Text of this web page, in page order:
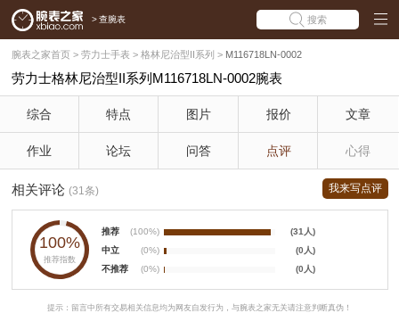
> 查腕表 搜索
腕表之家首页 > 劳力士手表 > 格林尼治型II系列 > M116718LN-0002
劳力士格林尼治型II系列M116718LN-0002腕表
综合 特点 图片 报价 文章
作业 论坛 问答 点评 心得
相关评论 (31条) 我来写点评
100%
推荐指数
推荐 (100%)
(31人)
中立
(0%)
(0人)
不推荐
(0%) (0人)
提示：留言中所有交易相关信息均为网友自发行为，与腕表之家无关请注意判断真伪！